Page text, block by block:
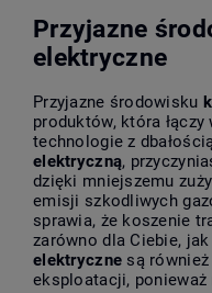
Przyjazne
elektryczne
Przyjazne środowisku
produktów, która
technologie z
elektryczną,
dzięki mniejszemu
emisji szkodliwych
sprawia, że koszenie
zarówno dla Ciebie,
elektryczne są
eksploatacji, ponieważ